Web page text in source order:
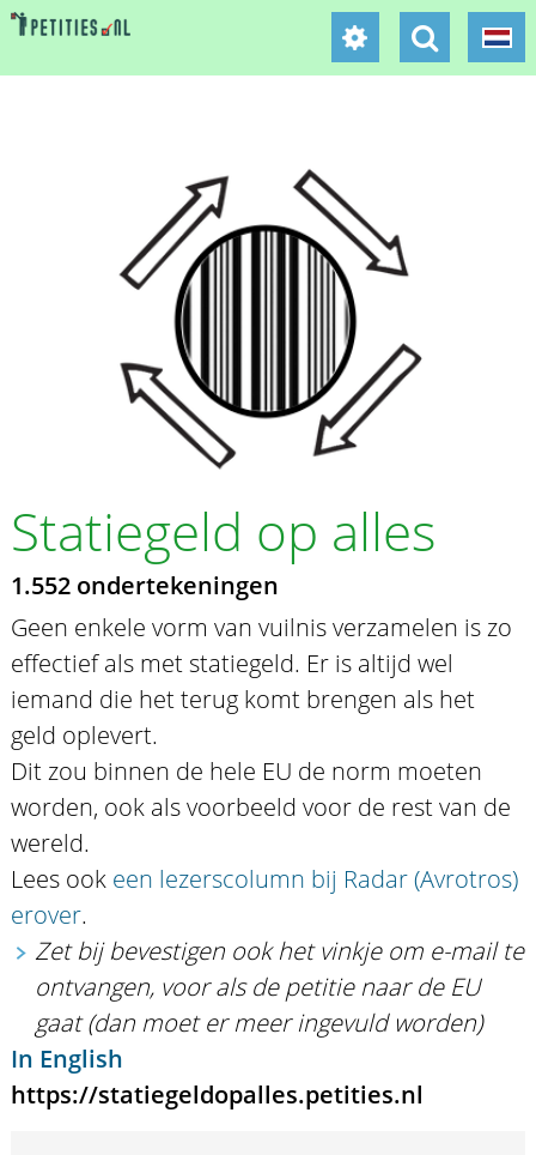
Statiegeld op alles
1.552 ondertekeningen
Geen enkele vorm van vuilnis verzamelen is zo
effectief als met statiegeld. Er is altijd wel
iemand die het terug komt brengen als het
geld oplevert.
Dit zou binnen de hele EU de norm moeten
worden, ook als voorbeeld voor de rest van de
wereld.
Lees ook een lezerscolumn bij Radar (Avrotros)
erover.
Zet bij bevestigen ook het vinkje om e-mail te
ontvangen, voor als de petitie naar de EU
gaat (dan moet er meer ingevuld worden)
In English
https://statiegeldopalles.petities.nl